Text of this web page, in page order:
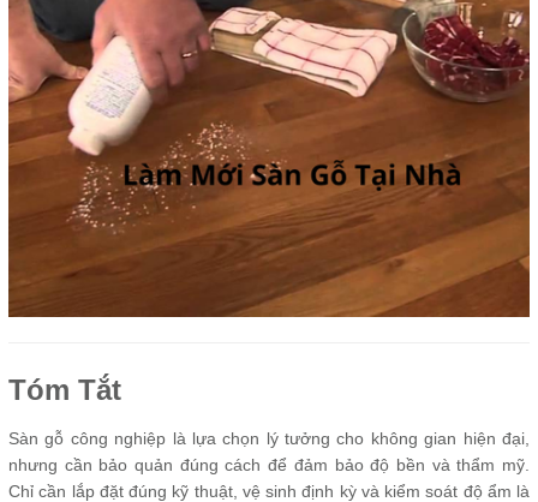
Tóm Tắt
Sàn gỗ công nghiệp là lựa chọn lý tưởng cho không gian hiện đại,
nhưng cần bảo quản đúng cách để đảm bảo độ bền và thẩm mỹ.
Chỉ cần lắp đặt đúng kỹ thuật, vệ sinh định kỳ và kiểm soát độ ẩm là